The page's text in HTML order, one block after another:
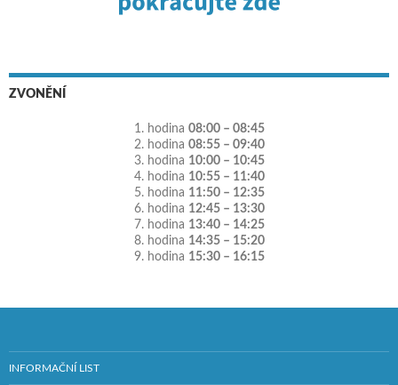
ZVONĚNÍ
1. hodina 08:00 – 08:45
2. hodina 08:55 – 09:40
3. hodina 10:00 – 10:45
4. hodina 10:55 – 11:40
5. hodina 11:50 – 12:35
6. hodina 12:45 – 13:30
7. hodina 13:40 – 14:25
8. hodina 14:35 – 15:20
9. hodina 15:30 – 16:15
INFORMAČNÍ LIST